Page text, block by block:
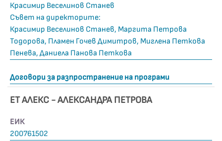
Красимир Веселинов Станев
Съвет на директорите:
Красимир Веселинов Станев, Маргита Петрова
Тодорова, Пламен Гочев Димитров, Миглена Петкова
Пенева, Даниела Панова Петкова
Договори за разпространение на програми
ЕТ АЛЕКС - АЛЕКСАНДРА ПЕТРОВА
ЕИК
200761502